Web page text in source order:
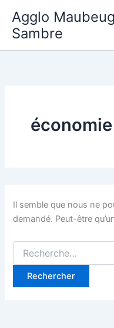
contenu
Agglo
Sambre
Il semble que nous ne
demandé. Peut-être
Rechercher :